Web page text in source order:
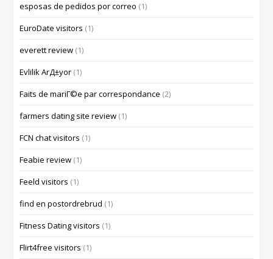
esposas de pedidos por correo (1)
EuroDate visitors (1)
everett review (1)
Evlilik ArД±yor (1)
Faits de mariГ©e par correspondance (2)
farmers dating site review (1)
FCN chat visitors (1)
Feabie review (1)
Feeld visitors (1)
find en postordrebrud (1)
Fitness Dating visitors (1)
Flirt4free visitors (1)